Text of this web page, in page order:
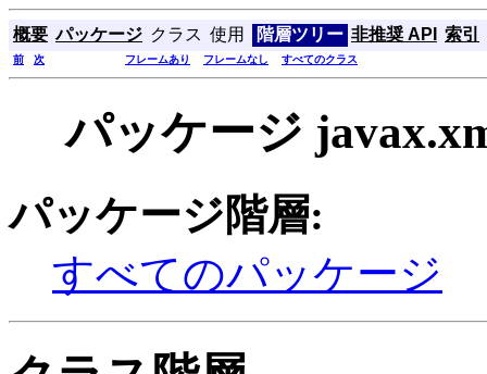
概要 パッケージ クラス 使用 階層ツリー 非推奨 API 索引
前 次 フレームあり フレームなし すべてのクラス
パッケージ
パッケージ階層:
すべてのパッケージ